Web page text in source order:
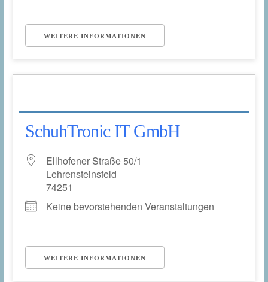
WEITERE INFORMATIONEN
SchuhTronic IT GmbH
Ellhofener Straße 50/1
Lehrensteinsfeld
74251
Keine bevorstehenden Veranstaltungen
WEITERE INFORMATIONEN